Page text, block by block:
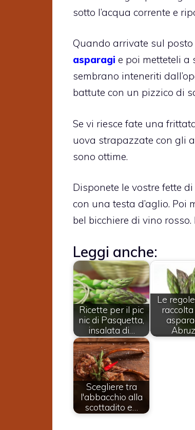
sotto l’acqua corrente e
Quando arrivate sul
asparagi e poi metteteli a
sembrano inteneriti
battute con un pizzico di
Se vi riesce fate una
uova strapazzate con gli
sono ottime.
Disponete le vostre fette
con una testa d’aglio. Poi
bel bicchiere di vino
Leggi anche:
Ricette per il pic
nic di Pasquetta,
insalata di…
Le
Scegliere tra
l'abbacchio alla
scottadito e…